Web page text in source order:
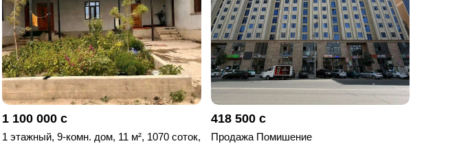
1 100 000 с
1 этажный, 9-комн. дом, 11 м², 1070 соток,
418 500 с
Продажа Помишение